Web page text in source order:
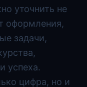
уточнить не
оформления,
задачи,
успеха.
цифра, но и